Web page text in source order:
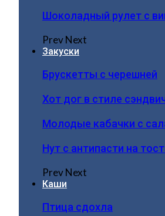
Шоколадный рулет с
PrevNext
Закуски
Брускетты с черешней
Хот дог в стиле
Молодые кабачки с
Нут с антипасти на
PrevNext
Каши
Птица сдохла